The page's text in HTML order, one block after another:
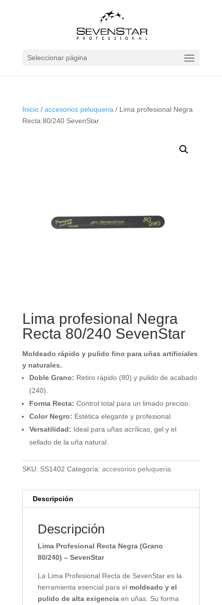
Seleccionar página
Inicio/ accesorios peluqueria / Lima profesional Negra
Recta 80/240 SevenStar
Lima profesional Negra
Recta 80/240 SevenStar
Moldeado rápido y pulido fino para uñas artificiales
y naturales.
Doble Grano: Retiro rápido (80) y pulido de acabado
(240).
Forma Recta: Control total para un limado preciso.
Color Negro: Estética elegante y profesional.
Versatilidad: Ideal para uñas acrílicas, gel y el
sellado de la uña natural.
SKU: SS1402 Categoría: accesorios peluqueria
Descripción
Descripción
Lima Profesional Recta Negra (Grano
80/240) – SevenStar
La Lima Profesional Recta de SevenStar es la
herramienta esencial para el moldeado y el
pulido de alta exigenciaen uñas. Su forma